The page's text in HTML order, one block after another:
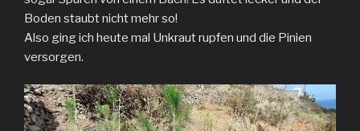
Boden staubt nicht mehr so!
Also ging ich heute mal Unkraut rupfen und die Pinien
versorgen.